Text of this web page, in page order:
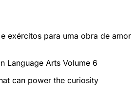
exércitos para uma obra de amor
Language Arts Volume 6
can power the curiosity